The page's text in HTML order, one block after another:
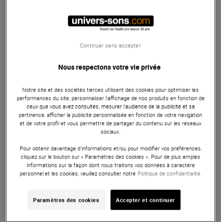
Pas en Stock
229 €
ZaorStand Croce 42 Oak Black (la
paire)
Nous respectons votre vie privée
Notre site et des sociétés tierces utilisent des cookies pour optimiser les
performances du site, personnaliser l’affichage de nos produits en fonction de
ceux que vous avez consultés, mesurer l'audience de la publicité et sa
pertinence, afficher la publicité personnalisée en fonction de votre navigation
et de votre profil et vous permettre de partager du contenu sur les réseaux
sociaux.
Pour obtenir davantage d'informations et/ou pour modifier vos préférences,
cliquez sur le bouton sur « Paramètres des cookies ». Pour de plus amples
informations sur la façon dont nous traitons vos données à caractère
personnel et les cookies, veuillez consulter notre Politique de confidentialité.
Paramètres des cookies Accepter et continuer
Continuer sans accepter